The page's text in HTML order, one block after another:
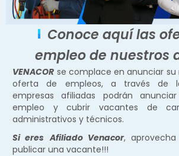
Conoce aquí las
empleo de nuestros
VENACOR se complace en anunciar
oferta de empleos, a través de
empresas afiliadas podrán
empleo y cubrir vacantes de
administrativos y técnicos.
Si eres Afiliado Venacor,
publicar una vacante!!!